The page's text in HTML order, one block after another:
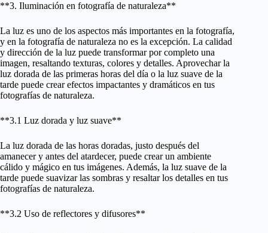
**3. Iluminación en fotografía de naturaleza**
La luz es uno de los aspectos más importantes en la fotografía,
y en la fotografía de naturaleza no es la excepción. La calidad
y dirección de la luz puede transformar por completo una
imagen, resaltando texturas, colores y detalles. Aprovechar la
luz dorada de las primeras horas del día o la luz suave de la
tarde puede crear efectos impactantes y dramáticos en tus
fotografías de naturaleza.
**3.1 Luz dorada y luz suave**
La luz dorada de las horas doradas, justo después del
amanecer y antes del atardecer, puede crear un ambiente
cálido y mágico en tus imágenes. Además, la luz suave de la
tarde puede suavizar las sombras y resaltar los detalles en tus
fotografías de naturaleza.
**3.2 Uso de reflectores y difusores**